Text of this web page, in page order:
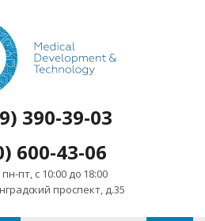
390-39-03
600-43-06
пт, с 10:00 до 18:00
проспект, д.35